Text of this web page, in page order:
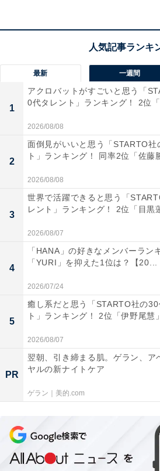
第1位は、『カールじいさんの空
公は、妻に先立たれ、1人で暮ら
ん”。思い出の詰まった自宅に無
との約束を果たすため、南米の“パ
ちます。空飛ぶ家に偶然居合わせ
米で出会う犬・ダグとの冒険物語
回答者からは、「伴侶を亡くした
で（52歳女性）」「人生を感じる
ていくことはさみしいですが、夢
あります（54歳女性）」「1人で
かを考えさせられる映画だと思う
いさんのような高齢者が増えてく
マると思う（30歳女性）」など、
からの哀愁漂うシーンに「老後を
との声もありました。
＞次のページ：17位までの全ラン
※回答者のコメントは原文ママです
この記事の筆者：福島 ゆき プロフ
アニメや漫画のレビュー、エンタ
心に、オールジャンルで執筆中の
最新 一週間
1
アクロバットがすごいと思う「
0代タレント」ランキング！ 2位「
2026/08/08
2
面倒見がいいと思う「STARTO社
ト」ランキング！ 同率2位「佐藤
2026/08/08
3
世界で活躍できると思う「
レント」ランキング！ 2位「目黒
2026/08/07
4
「HANA」の好きなメンバーラン
「YURI」を抑えた1位は？【20...
2026/07/24
5
癒し系だと思う「STARTO社の30
ト」ランキング！ 2位「伊野尾慧
2026/08/07
PR
翌朝、引き締まる肌。ゲラン、ア
ヤルの新ナイトケア
ゲラン｜美的.com